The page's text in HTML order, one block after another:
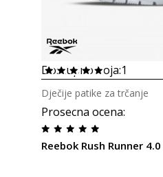
Dostupno boja:1
Prosecna ocena:
Reebok Rush Runner 4.0
Dječije patike za trčanje